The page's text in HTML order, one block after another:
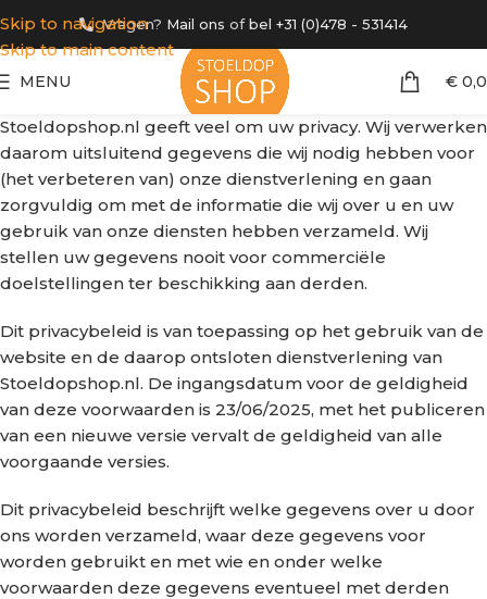
Skip to navigation
Skip to main content
Vragen? Mail ons ofbel +31 (0)478 - 531414
MENU €
Stoeldopshop.nl geeft veel om uw privacy. Wij verwerken
daarom uitsluitend gegevens die wij nodig hebben voor
(het verbeteren van) onze dienstverlening en gaan
zorgvuldig om met de informatie die wij over u en uw
gebruik van onze diensten hebben verzameld. Wij
stellen uw gegevens nooit voor commerciële
doelstellingen ter beschikking aan derden.
Dit privacybeleid is van toepassing op het gebruik van de
website en de daarop ontsloten dienstverlening van
Stoeldopshop.nl. De ingangsdatum voor de geldigheid
van deze voorwaarden is 23/06/2025, met het publiceren
van een nieuwe versie vervalt de geldigheid van alle
voorgaande versies.
Dit privacybeleid beschrijft welke gegevens over u door
ons worden verzameld, waar deze gegevens voor
worden gebruikt en met wie en onder welke
voorwaarden deze gegevens eventueel met derden